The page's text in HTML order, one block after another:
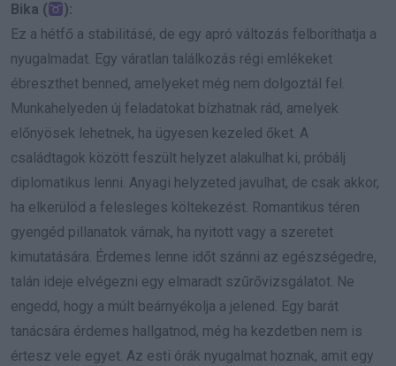
Bika (
):
Ez a hétfő a stabilitásé, de egy apró változás felboríthatja a
nyugalmadat. Egy váratlan találkozás régi emlékeket
ébreszthet benned, amelyeket még nem dolgoztál fel.
Munkahelyeden új feladatokat bízhatnak rád, amelyek
előnyösek lehetnek, ha ügyesen kezeled őket. A
családtagok között feszült helyzet alakulhat ki, próbálj
diplomatikus lenni. Anyagi helyzeted javulhat, de csak akkor,
ha elkerülöd a felesleges költekezést. Romantikus téren
gyengéd pillanatok várnak, ha nyitott vagy a szeretet
kimutatására. Érdemes lenne időt szánni az egészségedre,
talán ideje elvégezni egy elmaradt szűrővizsgálatot. Ne
engedd, hogy a múlt beárnyékolja a jelened. Egy barát
tanácsára érdemes hallgatnod, még ha kezdetben nem is
értesz vele egyet. Az esti órák nyugalmat hoznak, amit egy